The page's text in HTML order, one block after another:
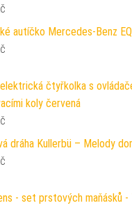
autíčko Mercedes-Benz
čtyřkolka s
koly červená
dráha Kullerbü – Melody
- set prstových maňásků